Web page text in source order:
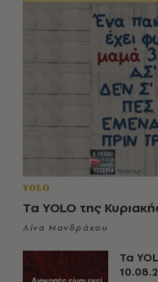
YOLO
Τα YOLO της
Λίνα Μανδράκου
Τα